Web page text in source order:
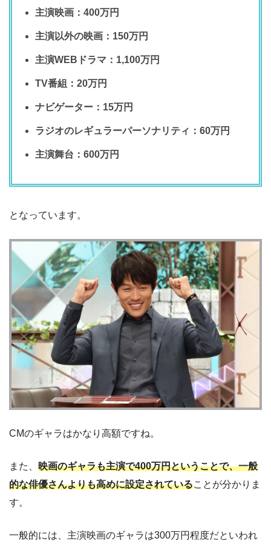
主演映画：400万円
主演以外の映画：150万円
主演WEBドラマ：1,100万円
TV番組：20万円
ナビゲーター：15万円
ラジオのレギュラーパーソナリティ：60万円
主演舞台：600万円
となっています。
CMのギャラはかなり高額ですね。
また、 映画のギャラも主演で400万円ということで、一般
的な俳優さんよりも高めに設定されていることが分かりま
す。
一般的には、主演映画のギャラは300万円程度だといわれ